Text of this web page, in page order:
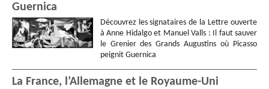
Guernica
Découvrez les signataires de la Lettre ouverte
à Anne Hidalgo et Manuel Valls : Il faut sauver
le Grenier des Grands Augustins où Picasso
peignit Guernica
La France, l’Allemagne et le Royaume-Uni